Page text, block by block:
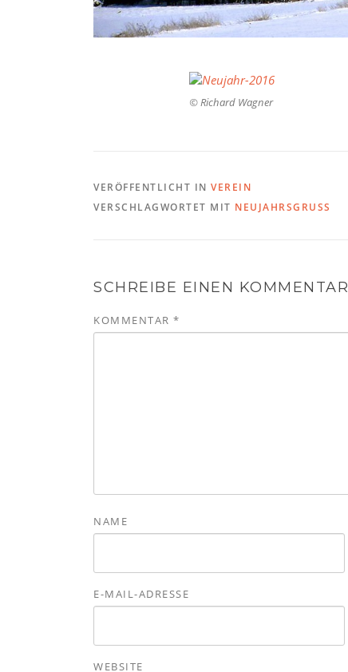
© Richard Wagner
VERÖFFENTLICHT IN VEREIN
VERSCHLAGWORTET MIT NEUJAHRSGRUSS
SCHREIBE EINEN KOMMENTAR
KOMMENTAR *
NAME
E-MAIL-ADRESSE
WEBSITE